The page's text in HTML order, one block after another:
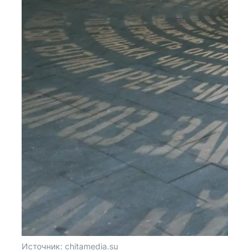
Источник: chitamedia.su